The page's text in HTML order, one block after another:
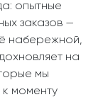
опытные
заказов —
набережной,
на
мы
моменту